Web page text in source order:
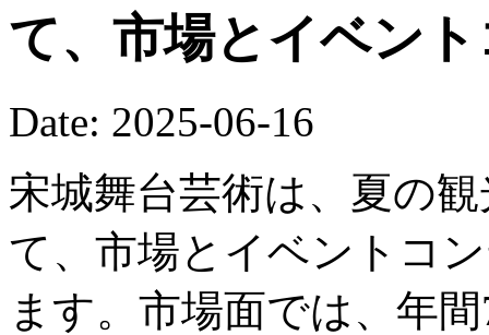
て、市場とイベン
Date: 2025-06-16
宋城舞台芸術は、夏の
て、市場とイベントコ
ます。市場面では、年